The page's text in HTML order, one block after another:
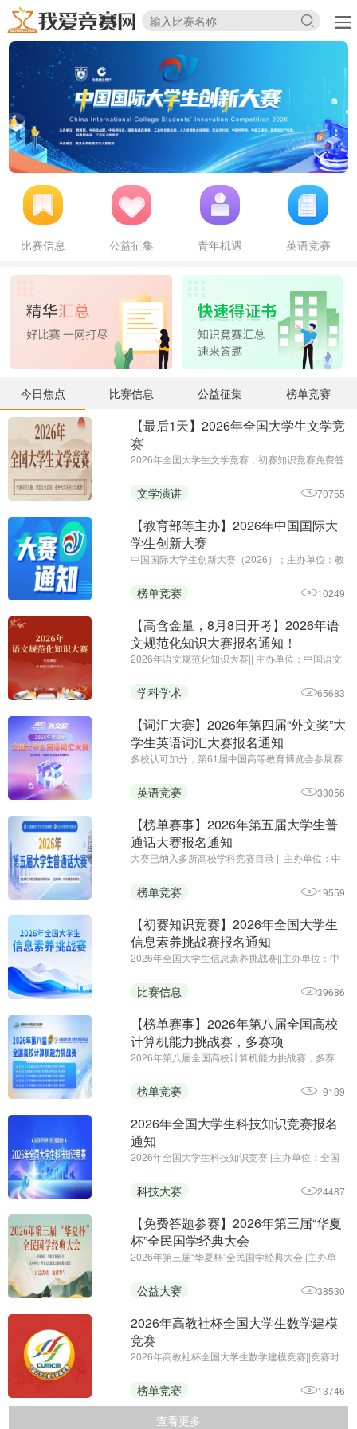
比赛信息 公益征集 青年机遇 英语竞赛
今日焦点 比赛信息 公益征集 榜单竞赛
【最后1天】2026年全国大学生文学竞
赛
2026年全国大学生文学竞赛，初赛知识竞赛免费答
组委会、北京中华文化发展协会、黑龙江省创新教
育研究院
文学演讲 70755
【教育部等主办】2026年中国国际大
学生创新大赛
中国国际大学生创新大赛（2026）；主办单位：教
委、工业和信息化部、人力资源社会保障部、农业
农村部、中国科学院、中国工程院、国家知识产权
榜单竞赛 10249
【高含金量，8月8日开考】2026年语
文规范化知识大赛报名通知！
2026年语文规范化知识大赛|| 主办单位：中国语文
学科学术 65683
【词汇大赛】2026年第四届“外文奖”大
学生英语词汇大赛报名通知
多校认可加分，第61届中国高等教育博览会参展赛
英语竞赛 33056
【榜单赛事】2026年第五届大学生普
通话大赛报名通知
大赛已纳入多所高校学科竞赛目录 || 主办单位：中
http://pth.52jingsai.com/
榜单竞赛 19559
【初赛知识竞赛】2026年全国大学生
信息素养挑战赛报名通知
2026年全国大学生信息素养挑战赛||主办单位：中
免费报名参赛
比赛信息 39686
【榜单赛事】2026年第八届全国高校
计算机能力挑战赛，多赛项
2026年第八届全国高校计算机能力挑战赛，多赛
位：全国高等学校计算机教育研究会
榜单竞赛 9189
2026年全国大学生科技知识竞赛报名
通知
2026年全国大学生科技知识竞赛||主办单位：全国
2026年10月22日
科技大赛 24487
【免费答题参赛】2026年第三届“华夏
杯”全民国学经典大会
2026年第三届“华夏杯”全民国学经典大会||主办单
2026年4月2日至12月31日 || 为进一步推进学习贯
彻习近平新时代中国特色社会主义思想主题教育走
公益大赛 38530
2026年高教社杯全国大学生数学建模
竞赛
2026年高教社杯全国大学生数学建模竞赛||竞赛时
榜单竞赛 13746
查看更多